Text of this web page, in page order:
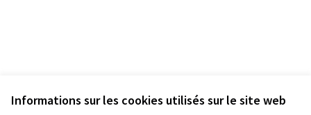
Informations sur les cookies utilisés sur le site web